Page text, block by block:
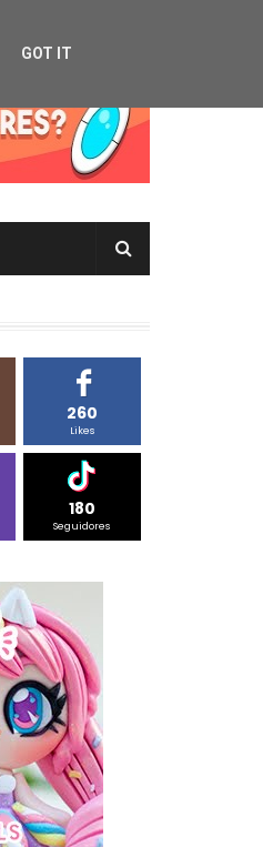
260
Likes
180
Seguidores
GOT IT